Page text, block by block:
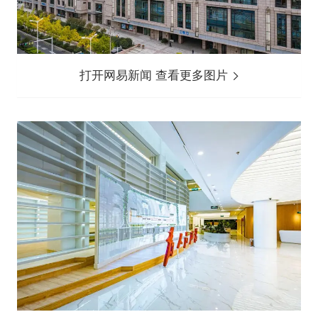
打开网易新闻 查看更多图片